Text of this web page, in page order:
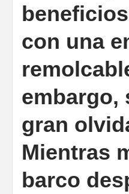
con una
embargo,
gran
Mientras
barco